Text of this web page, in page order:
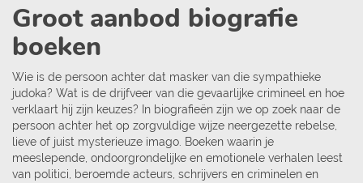
Groot aanbod biografie
boeken
Wie is de persoon achter dat masker van die sympathieke
judoka? Wat is de drijfveer van die gevaarlijke crimineel en hoe
verklaart hij zijn keuzes? In biografieën zijn we op zoek naar de
persoon achter het op zorgvuldige wijze neergezette rebelse,
lieve of juist mysterieuze imago. Boeken waarin je
meeslepende, ondoorgrondelijke en emotionele verhalen leest
van politici, beroemde acteurs, schrijvers en criminelen en